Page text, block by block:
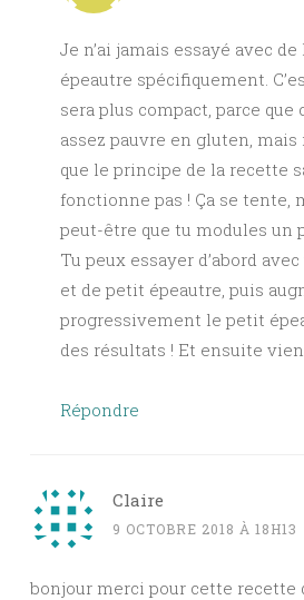
Je n’ai jamais essayé avec
épeautre spécifiquement.
sera plus compact, parce que
assez pauvre en gluten, mais
que le principe de la recette
fonctionne pas ! Ça se tente,
peut-être que tu modules un
Tu peux essayer d’abord
et de petit épeautre, puis
progressivement le petit
des résultats ! Et ensuite
Répondre
Claire
9 OCTOBRE 2018 À 18H13
bonjour merci pour cette recette